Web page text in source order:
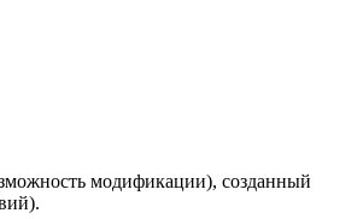
модификации), созданный